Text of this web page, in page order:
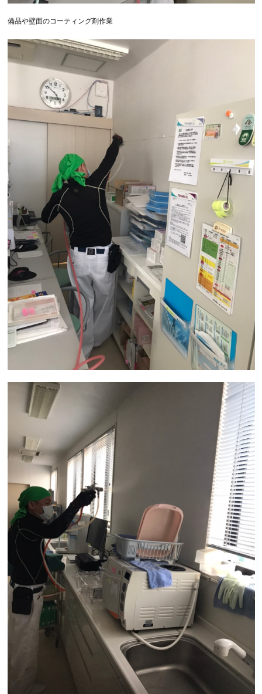
備品や壁面のコーティング剤作業